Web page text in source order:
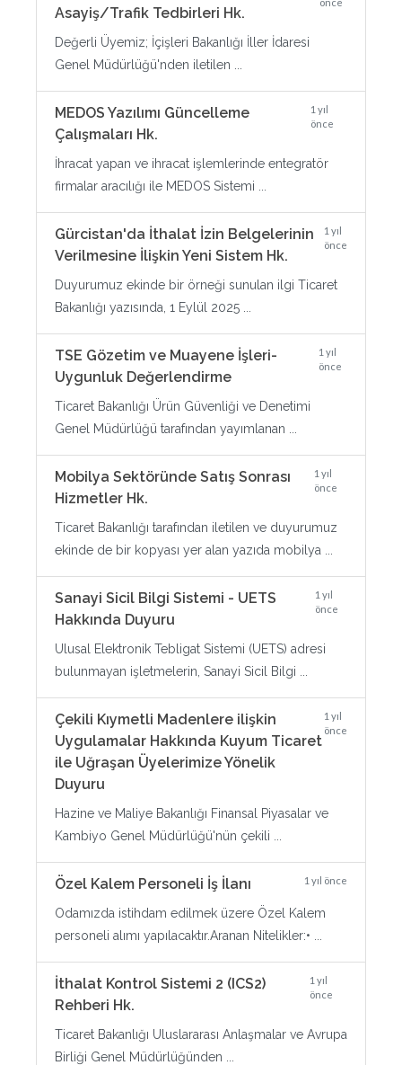
Asayiş/Trafik Tedbirleri Hk.
Değerli Üyemiz; İçişleri Bakanlığı İller İdaresi
Genel Müdürlüğü'nden iletilen ...
MEDOS Yazılımı Güncelleme
Çalışmaları Hk.
1 yıl
önce
İhracat yapan ve ihracat işlemlerinde entegratör
firmalar aracılığı ile MEDOS Sistemi ...
Gürcistan'da İthalat İzin Belgelerinin
Verilmesine İlişkin Yeni Sistem Hk.
1 yıl
önce
Duyurumuz ekinde bir örneği sunulan ilgi Ticaret
Bakanlığı yazısında, 1 Eylül 2025 ...
TSE Gözetim ve Muayene İşleri-
Uygunluk Değerlendirme
1 yıl
önce
Ticaret Bakanlığı Ürün Güvenliği ve Denetimi
Genel Müdürlüğü tarafından yayımlanan ...
Mobilya Sektöründe Satış Sonrası
Hizmetler Hk.
1 yıl
önce
Ticaret Bakanlığı tarafından iletilen ve duyurumuz
ekinde de bir kopyası yer alan yazıda mobilya ...
Sanayi Sicil Bilgi Sistemi - UETS
Hakkında Duyuru
1 yıl
önce
Ulusal Elektronik Tebligat Sistemi (UETS) adresi
bulunmayan işletmelerin, Sanayi Sicil Bilgi ...
Çekili Kıymetli Madenlere ilişkin
Uygulamalar Hakkında Kuyum Ticaret
ile Uğraşan Üyelerimize Yönelik
Duyuru
1 yıl
önce
Hazine ve Maliye Bakanlığı Finansal Piyasalar ve
Kambiyo Genel Müdürlüğü'nün çekili ...
Özel Kalem Personeli İş İlanı 1 yıl önce
Odamızda istihdam edilmek üzere Özel Kalem
personeli alımı yapılacaktır.Aranan Nitelikler:• ...
İthalat Kontrol Sistemi 2 (ICS2)
Rehberi Hk.
1 yıl
önce
Ticaret Bakanlığı Uluslararası Anlaşmalar ve Avrupa
Birliği Genel Müdürlüğünden ...